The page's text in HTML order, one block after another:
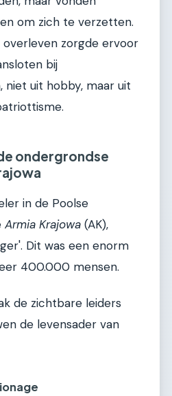
om zich te verzetten.
overleven zorgde ervoor
bij
niet uit hobby, maar uit
ondergrondse
in de Poolse
Armia Krajowa (AK),
Dit was een enorm
400.000 mensen.
de zichtbare leiders
de levensader van